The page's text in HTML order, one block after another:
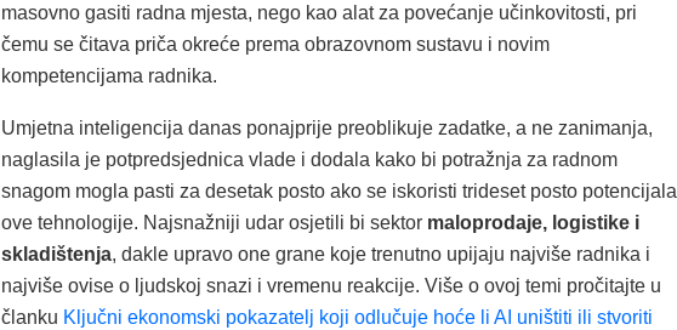
masovno gasiti radna mjesta, nego kao alat za povećanje učinkovitosti, pri
čemu se čitava priča okreće prema obrazovnom sustavu i novim
kompetencijama radnika.
Umjetna inteligencija danas ponajprije preoblikuje zadatke, a ne zanimanja,
naglasila je potpredsjednica vlade i dodala kako bi potražnja za radnom
snagom mogla pasti za desetak posto ako se iskoristi trideset posto potencijala
ove tehnologije. Najsnažniji udar osjetili bi sektor maloprodaje, logistike i
skladištenja, dakle upravo one grane koje trenutno upijaju najviše radnika i
najviše ovise o ljudskoj snazi i vremenu reakcije. Više o ovoj temi pročitajte u
članku Ključni ekonomski pokazatelj koji odlučuje hoće li AI uništiti ili stvoriti